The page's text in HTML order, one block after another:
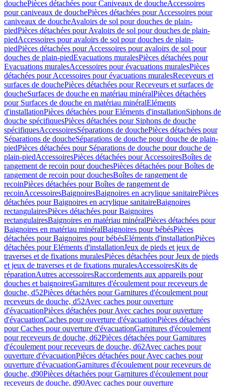
douchePièces détachées pour Caniveaux de doucheAccessoires
pour caniveaux de douchePièces détachées pour Accessoires pour
caniveaux de doucheAvaloirs de sol pour douches de plain-
piedPièces détachées pour Avaloirs de sol pour douches de plain-
piedAccessoires pour avaloirs de sol pour douches de plain-
piedPièces détachées pour Accessoires pour avaloirs de sol pour
douches de plain-piedEvacuations muralesPièces détachées pour
Evacuations muralesAccessoires pour évacuations muralesPièces
détachées pour Accessoires pour évacuations muralesReceveurs et
surfaces de douchePièces détachées pour Receveurs et surfaces de
doucheSurfaces de douche en matériau minéralPièces détachées
pour Surfaces de douche en matériau minéralEléments
d'installationPièces détachées pour Eléments d'installationSiphons de
douche spécifiquesPièces détachées pour Siphons de douche
spécifiquesAccessoiresSéparations de douchePièces détachées pour
Séparations de doucheSéparations de douche pour douche de plain-
piedPièces détachées pour Séparations de douche pour douche de
plain-piedAccessoiresPièces détachées pour AccessoiresBoîtes de
rangement de recoin pour douchesPièces détachées pour Boîtes de
rangement de recoin pour douchesBoîtes de rangement de
recoinPièces détachées pour Boîtes de rangement de
recoinAccessoiresBaignoiresBaignoires en acrylique sanitairePièces
détachées pour Baignoires en acrylique sanitaireBaignoires
rectangulairesPièces détachées pour Baignoires
rectangulairesBaignoires en matériau minéralPièces détachées pour
Baignoires en matériau minéralBaignoires pour bébésPièces
détachées pour Baignoires pour bébésEléments d'installationPièces
détachées pour Eléments d'installationJeux de pieds et jeux de
traverses et de fixations muralesPièces détachées pour Jeux de pieds
et jeux de traverses et de fixations muralesAccessoiresKits de
réparationAutres accessoiresRaccordements aux appareils pour
douches et baignoiresGarnitures d'écoulement pour receveurs de
douche, d52Pièces détachées pour Garnitures d'écoulement pour
receveurs de douche, d52Avec caches pour ouverture
d'évacuationPièces détachées pour Avec caches pour ouverture
d'évacuationCaches pour ouverture d'évacuationPièces détachées
pour Caches pour ouverture d'évacuationGarnitures d'écoulement
pour receveurs de douche, d62Pièces détachées pour Garnitures
d'écoulement pour receveurs de douche, d62Avec caches pour
ouverture d'évacuationPièces détachées pour Avec caches pour
ouverture d'évacuationGarnitures d'écoulement pour receveurs de
douche, d90Pièces détachées pour Garnitures d'écoulement pour
receveurs de douche, d90Avec caches pour ouverture